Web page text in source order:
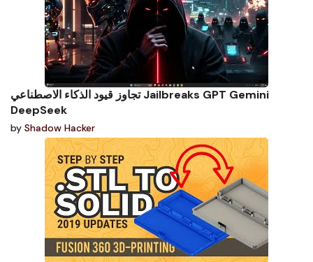
تجاوز قيود الذكاء الاصطناعي Jailbreaks GPT Gemini
DeepSeek
by Shadow Hacker